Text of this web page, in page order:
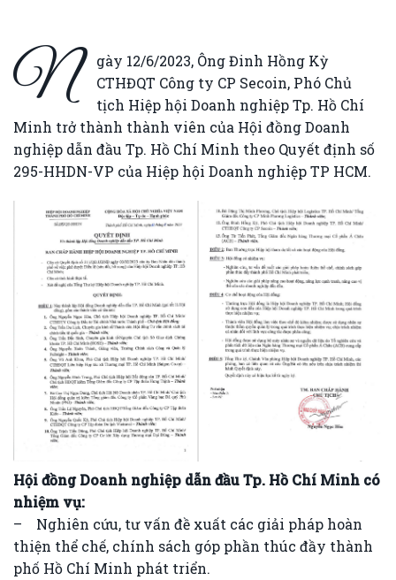
N
gày 12/6/2023, Ông Đinh Hồng Kỳ
CTHĐQT Công ty CP Secoin, Phó Chủ
tịch Hiệp hội Doanh nghiệp Tp. Hồ Chí
Minh trở thành thành viên của Hội đồng Doanh
nghiệp dẫn đầu Tp. Hồ Chí Minh theo Quyết định số
295-HHDN-VP của Hiệp hội Doanh nghiệp TP HCM.
Hội đồng Doanh nghiệp dẫn đầu Tp. Hồ Chí Minh có
nhiệm vụ:
– Nghiên cứu, tư vấn đề xuất các giải pháp hoàn
thiện thể chế, chính sách góp phần thúc đầy thành
phố Hồ Chí Minh phát triển.